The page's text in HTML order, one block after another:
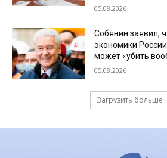
05.08.2026
Собянин заявил,
экономики
может «убить
05.08.2026
Загрузить больше